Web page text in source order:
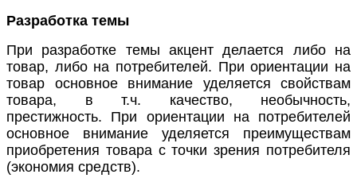
Разработка темы
При разработке темы акцент делается либо на
товар, либо на потребителей. При ориентации на
товар основное внимание уделяется свойствам
товара, в т.ч. качество, необычность,
престижность. При ориентации на потребителей
основное внимание уделяется преимуществам
приобретения товара с точки зрения потребителя
(экономия средств).